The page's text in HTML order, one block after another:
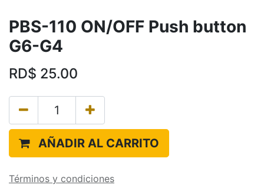
PBS-110 ON/OFF Push button
G6-G4
RD$ 25.00
AÑADIR AL CARRITO
Términos y condiciones